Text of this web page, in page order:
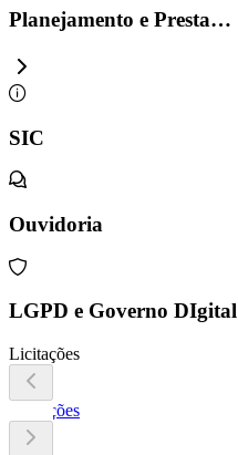
Planejamento e Presta…
SIC
Ouvidoria
LGPD e Governo DIgital
Licitações
Licitações